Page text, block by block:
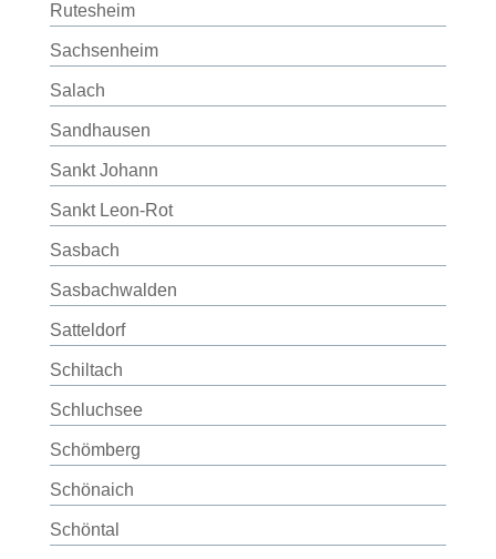
Rutesheim
Sachsenheim
Salach
Sandhausen
Sankt Johann
Sankt Leon-Rot
Sasbach
Sasbachwalden
Satteldorf
Schiltach
Schluchsee
Schömberg
Schönaich
Schöntal